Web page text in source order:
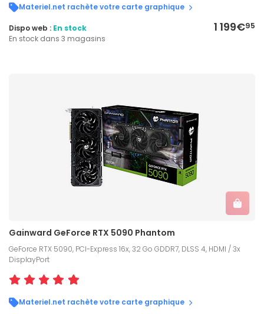
Materiel.net rachète votre carte graphique
1 199€95
Dispo web : En stock
En stock dans 3 magasins
Gainward GeForce RTX 5090 Phantom
GeForce RTX 5090, PCI-Express 16x, 32 Go GDDR7, DLSS 4, HDMI / 3x
DisplayPort
Materiel.net rachète votre carte graphique